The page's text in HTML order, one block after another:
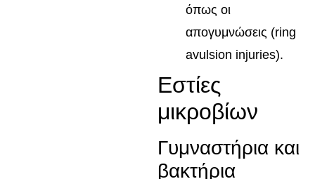
όπως οι
απογυμνώσεις (ring
avulsion injuries).
Εστίες
μικροβίων
Γυμναστήρια και
βακτήρια